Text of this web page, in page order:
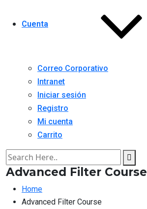
Cuenta
Correo Corporativo
Intranet
Iniciar sesión
Registro
Mi cuenta
Carrito
Advanced Filter Course
Home
Advanced Filter Course